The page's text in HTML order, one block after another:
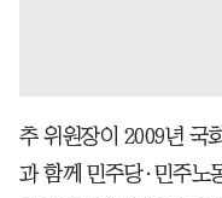
추 위원장이 2009년 국
과 함께 민주당·민주노